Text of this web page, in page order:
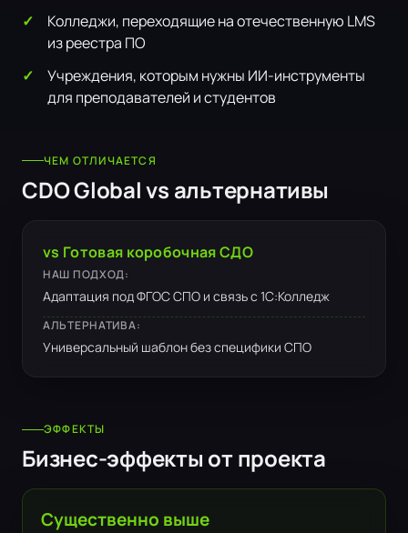
Колледжи, переходящие на отечественную LMS
из реестра ПО
Учреждения, которым нужны ИИ-инструменты
для преподавателей и студентов
ЧЕМ ОТЛИЧАЕТСЯ
CDO Global vs альтернативы
vs Готовая коробочная СДО
НАШ ПОДХОД:
Адаптация под ФГОС СПО и связь с 1С:Колледж
АЛЬТЕРНАТИВА:
Универсальный шаблон без специфики СПО
ЭФФЕКТЫ
Бизнес-эффекты от проекта
Существенно выше